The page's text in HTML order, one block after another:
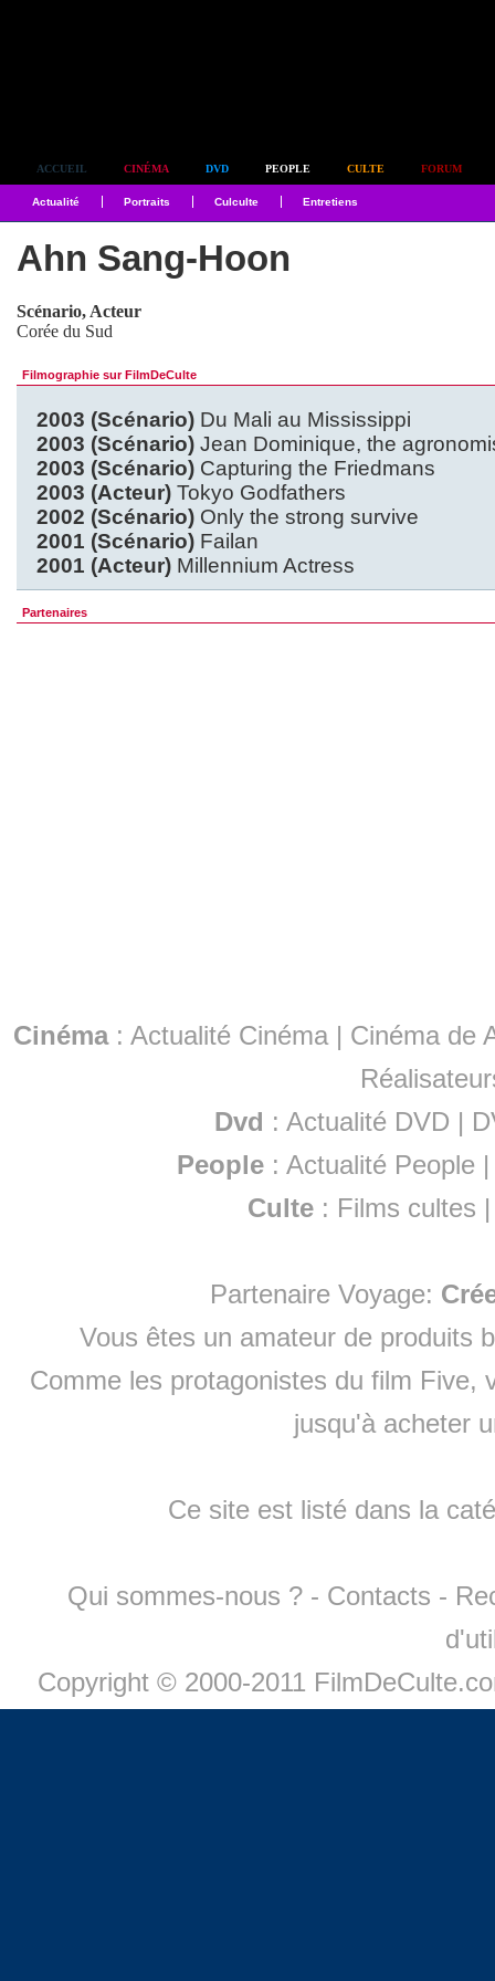
ACCUEIL CINÉMA DVD PEOPLE CULTE FORUM
Actualité Portraits Culculte Entretiens
Ahn Sang-Hoon
Scénario, Acteur
Corée du Sud
Filmographie sur FilmDeCulte
2003 (Scénario) Du Mali au Mississippi
2003 (Scénario) Jean Dominique, the
2003 (Scénario) Capturing the Friedmans
2003 (Acteur) Tokyo Godfathers
2002 (Scénario) Only the strong survive
2001 (Scénario) Failan
2001 (Acteur) Millennium Actress
Partenaires
Cinéma: Actualité Cinéma | Cinéma de
Dvd : Actualité DVD |
People :Actualité People
Culte : Films cultes
Partenaire Voyage:
Vous êtes un amateur de produits
Comme les protagonistes du film Five,
jusqu'à acheter
Ce site est listé dans la
Qui sommes-nous ? - Contacts -
Copyright © 2000-2011